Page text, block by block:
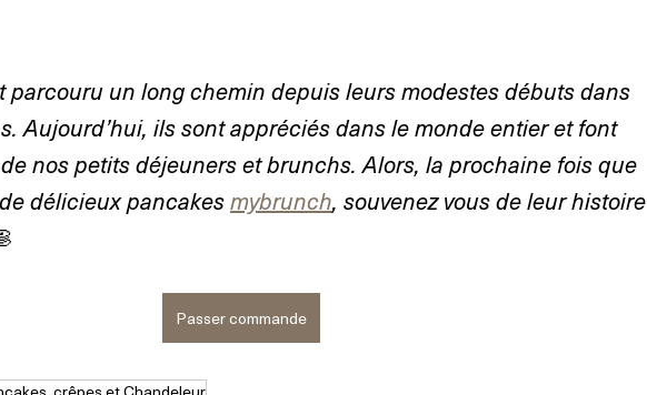
parcouru un long chemin depuis leurs modestes débuts dans
Aujourd’hui, ils sont appréciés dans le monde entier et font
nos petits déjeuners et brunchs. Alors, la prochaine fois que
délicieux pancakes mybrunch, souvenez vous de leur histoire
Passer commande